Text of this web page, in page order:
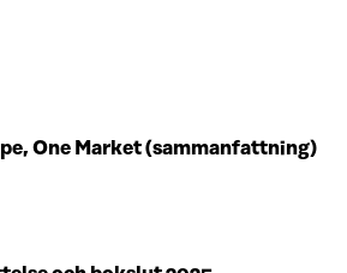
One Market (sammanfattning)